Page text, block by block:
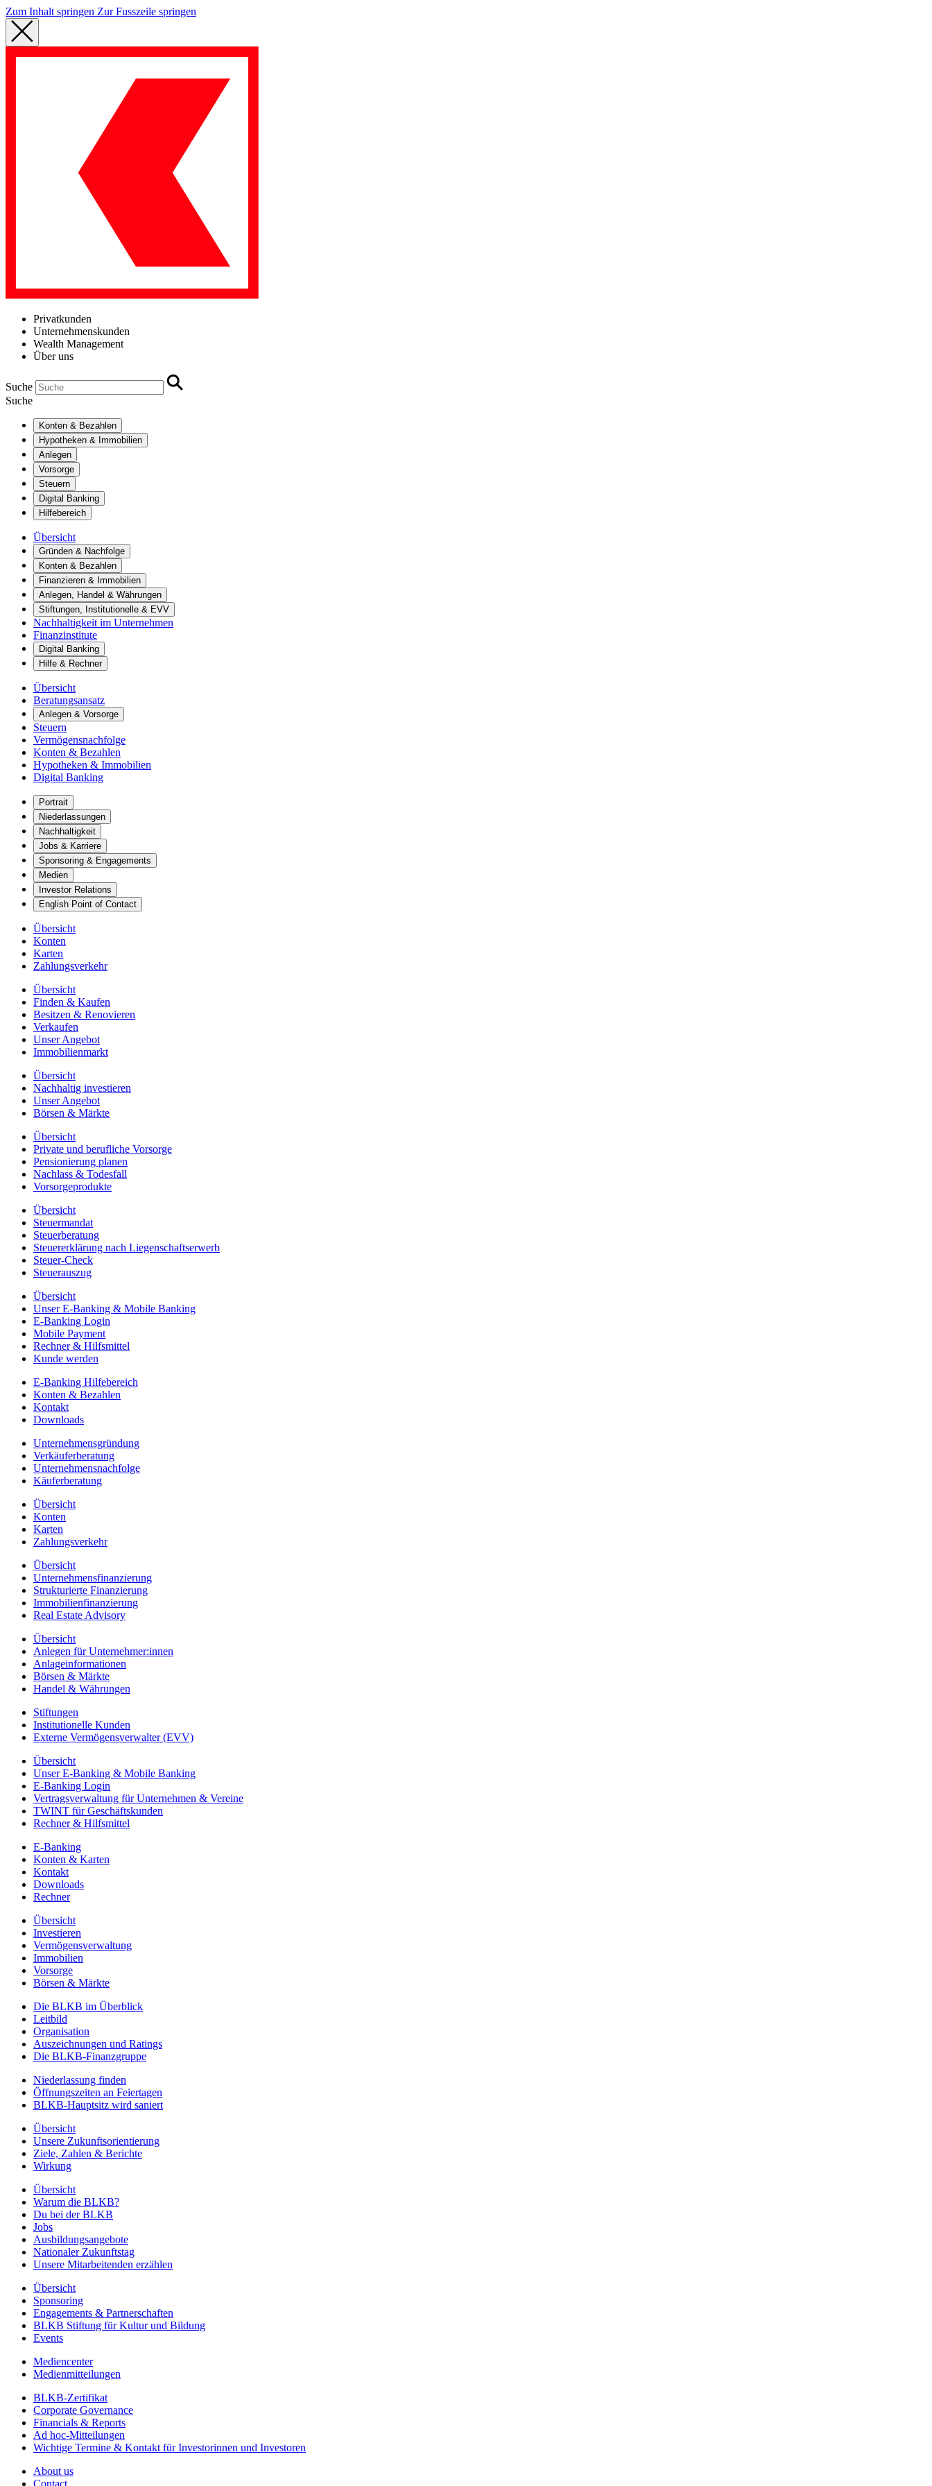
Zum Inhalt springen Zur Fusszeile springen
Privatkunden
Unternehmenskunden
Wealth Management
Über uns
Suche
Suche
Konten & Bezahlen
Hypotheken & Immobilien
Anlegen
Vorsorge
Steuern
Digital Banking
Hilfebereich
Übersicht
Gründen & Nachfolge
Konten & Bezahlen
Finanzieren & Immobilien
Anlegen, Handel & Währungen
Stiftungen, Institutionelle & EVV
Nachhaltigkeit im Unternehmen
Finanzinstitute
Digital Banking
Hilfe & Rechner
Übersicht
Beratungsansatz
Anlegen & Vorsorge
Steuern
Vermögensnachfolge
Konten & Bezahlen
Hypotheken & Immobilien
Digital Banking
Portrait
Niederlassungen
Nachhaltigkeit
Jobs & Karriere
Sponsoring & Engagements
Medien
Investor Relations
English Point of Contact
Übersicht
Konten
Karten
Zahlungsverkehr
Übersicht
Finden & Kaufen
Besitzen & Renovieren
Verkaufen
Unser Angebot
Immobilienmarkt
Übersicht
Nachhaltig investieren
Unser Angebot
Börsen & Märkte
Übersicht
Private und berufliche Vorsorge
Pensionierung planen
Nachlass & Todesfall
Vorsorgeprodukte
Übersicht
Steuermandat
Steuerberatung
Steuererklärung nach Liegenschaftserwerb
Steuer-Check
Steuerauszug
Übersicht
Unser E-Banking & Mobile Banking
E-Banking Login
Mobile Payment
Rechner & Hilfsmittel
Kunde werden
E-Banking Hilfebereich
Konten & Bezahlen
Kontakt
Downloads
Unternehmensgründung
Verkäuferberatung
Unternehmensnachfolge
Käuferberatung
Übersicht
Konten
Karten
Zahlungsverkehr
Übersicht
Unternehmensfinanzierung
Strukturierte Finanzierung
Immobilienfinanzierung
Real Estate Advisory
Übersicht
Anlegen für Unternehmer:innen
Anlageinformationen
Börsen & Märkte
Handel & Währungen
Stiftungen
Institutionelle Kunden
Externe Vermögensverwalter (EVV)
Übersicht
Unser E-Banking & Mobile Banking
E-Banking Login
Vertragsverwaltung für Unternehmen & Vereine
TWINT für Geschäftskunden
Rechner & Hilfsmittel
E-Banking
Konten & Karten
Kontakt
Downloads
Rechner
Übersicht
Investieren
Vermögensverwaltung
Immobilien
Vorsorge
Börsen & Märkte
Die BLKB im Überblick
Leitbild
Organisation
Auszeichnungen und Ratings
Die BLKB-Finanzgruppe
Niederlassung finden
Öffnungszeiten an Feiertagen
BLKB-Hauptsitz wird saniert
Übersicht
Unsere Zukunftsorientierung
Ziele, Zahlen & Berichte
Wirkung
Übersicht
Warum die BLKB?
Du bei der BLKB
Jobs
Ausbildungsangebote
Nationaler Zukunftstag
Unsere Mitarbeitenden erzählen
Übersicht
Sponsoring
Engagements & Partnerschaften
BLKB Stiftung für Kultur und Bildung
Events
Mediencenter
Medienmitteilungen
BLKB-Zertifikat
Corporate Governance
Financials & Reports
Ad hoc-Mitteilungen
Wichtige Termine & Kontakt für Investorinnen und Investoren
About us